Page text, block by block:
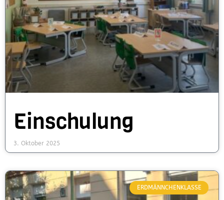
Einschulung
3. Oktober 2025
ERDMÄNNCHENKLASSE